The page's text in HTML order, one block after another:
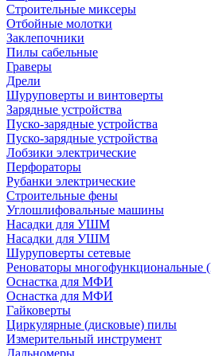
Строительные миксеры
Отбойные молотки
Заклепочники
Пилы сабельные
Граверы
Дрели
Шуруповерты и винтоверты
Зарядные устройства
Пуско-зарядные устройства
Пуско-зарядные устройства
Лобзики электрические
Перфораторы
Рубанки электрические
Строительные фены
Углошлифовальные машины
Насадки для УШМ
Насадки для УШМ
Шуруповерты сетевые
Реноваторы
Оснастка для МФИ
Оснастка для МФИ
Гайковерты
Циркулярные (дисковые) пилы
Измерительный инструмент
Дальномеры